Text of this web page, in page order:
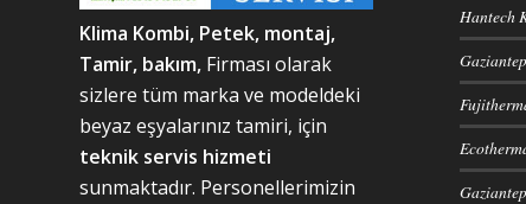
Klima Kombi, Petek, montaj,
Tamir, bakım, Firması olarak
sizlere tüm marka ve modeldeki
beyaz eşyalarınız tamiri, için
teknik servis hizmeti
sunmaktadır. Personellerimizin
Hantech